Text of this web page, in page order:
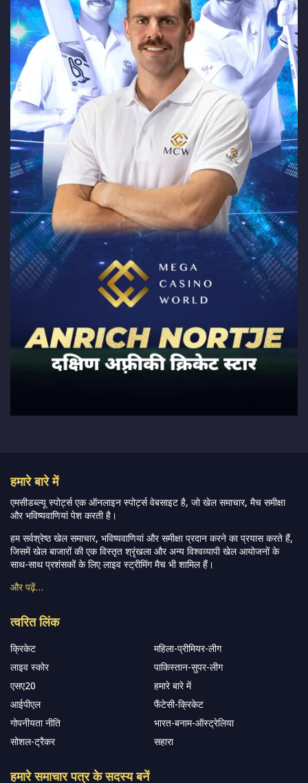
हमारे बारे में
एमसीडब्ल्यू स्पोर्ट्स एक ऑनलाइन स्पोर्ट्स वेबसाइट है, जो खेल समाचार, मैच समीक्षा
और भविष्यवाणियां पेश करती है।
हम सर्वश्रेष्ठ खेल समाचार, भविष्यवाणियां और समीक्षा प्रदान करने का प्रयास करते हैं,
जिसमें खेल बाजारों की एक विस्तृत श्रृंखला और अन्य विश्वव्यापी खेल आयोजनों के
साथ-साथ प्रशंसकों के लिए लाइव स्ट्रीमिंग मैच भी शामिल हैं।
और पढ़ें…
त्वरित लिंक
क्रिकेट
महिला-प्रीमियर-लीग
लाइव स्कोर
पाकिस्तान-सुपर-लीग
एसए20
हमारे बारे में
आईपीएल
फैंटेसी-क्रिकेट
गोपनीयता नीति
भारत-बनाम-ऑस्ट्रेलिया
सोशल-ट्रैकर
सहारा
हमारे समाचार पत्र के सदस्य बनें